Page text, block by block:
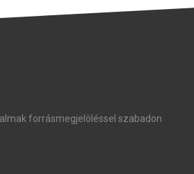
forrásmegjelöléssel szabadon